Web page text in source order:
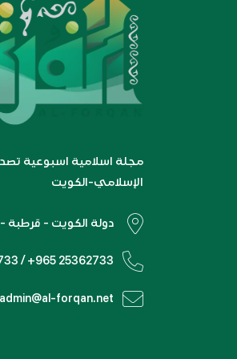
مجلة اسلامية اسبوعية
الإسلامي-الكويت
دولة الكويت - قرطبة -
/ +965 25362733
admin@al-forqan.net